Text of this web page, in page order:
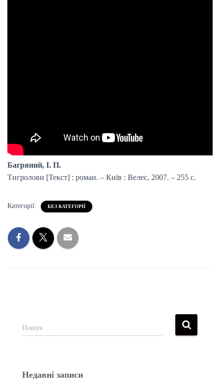
Багряний, І. П.
Тигролови [Текст] : роман. – Київ : Велес, 2007. – 255 с.
Категорії: БЕЗ КАТЕГОРІЇ
Пошук …
Недавні записи